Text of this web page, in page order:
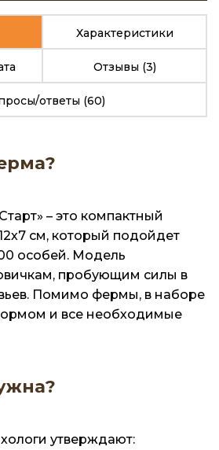
Характеристики
Отзывы (3)
ответы (60)
– это компактный
см, который подойдет
особей. Модель
пробующим силы в
Помимо фермы, в наборе
и все необходимые
утверждают: